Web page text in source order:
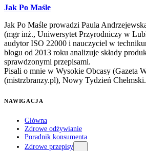
Jak Po Maśle
Jak Po Maśle prowadzi Paula
(mgr inż., Uniwersytet Przyrodniczy w
audytor ISO 22000 i nauczyciel w
blogu od 2013 roku analizuje składy
sprawdzonymi przepisami.
Pisali o mnie w Wysokie Obcasy (Gazeta
(mistrzbranzy.pl), Nowy Tydzień Chełmski.
NAWIGACJA
Główna
Zdrowe odżywianie
Poradnik konsumenta
Zdrowe przepisy